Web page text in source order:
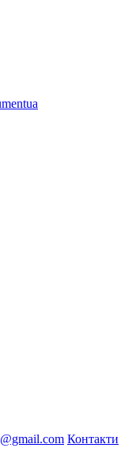
Контакти